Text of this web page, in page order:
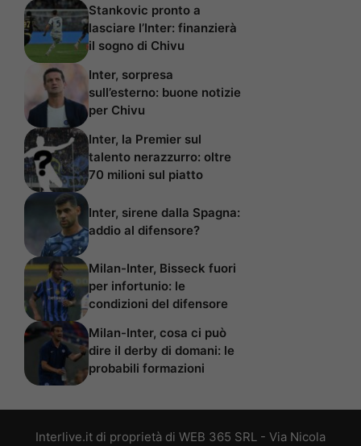
Stankovic pronto a
lasciare l’Inter: finanzierà
il sogno di Chivu
Inter, sorpresa
sull’esterno: buone notizie
per Chivu
Inter, la Premier sul
talento nerazzurro: oltre
70 milioni sul piatto
Inter, sirene dalla Spagna:
addio al difensore?
Milan-Inter, Bisseck fuori
per infortunio: le
condizioni del difensore
Milan-Inter, cosa ci può
dire il derby di domani: le
probabili formazioni
Interlive.it di proprietà di WEB 365 SRL - Via Nicola